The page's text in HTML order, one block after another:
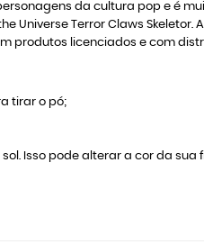
da cultura pop e é
Universe Terror Claws
produtos licenciados e com
tirar o pó;
Isso pode alterar a cor da sua